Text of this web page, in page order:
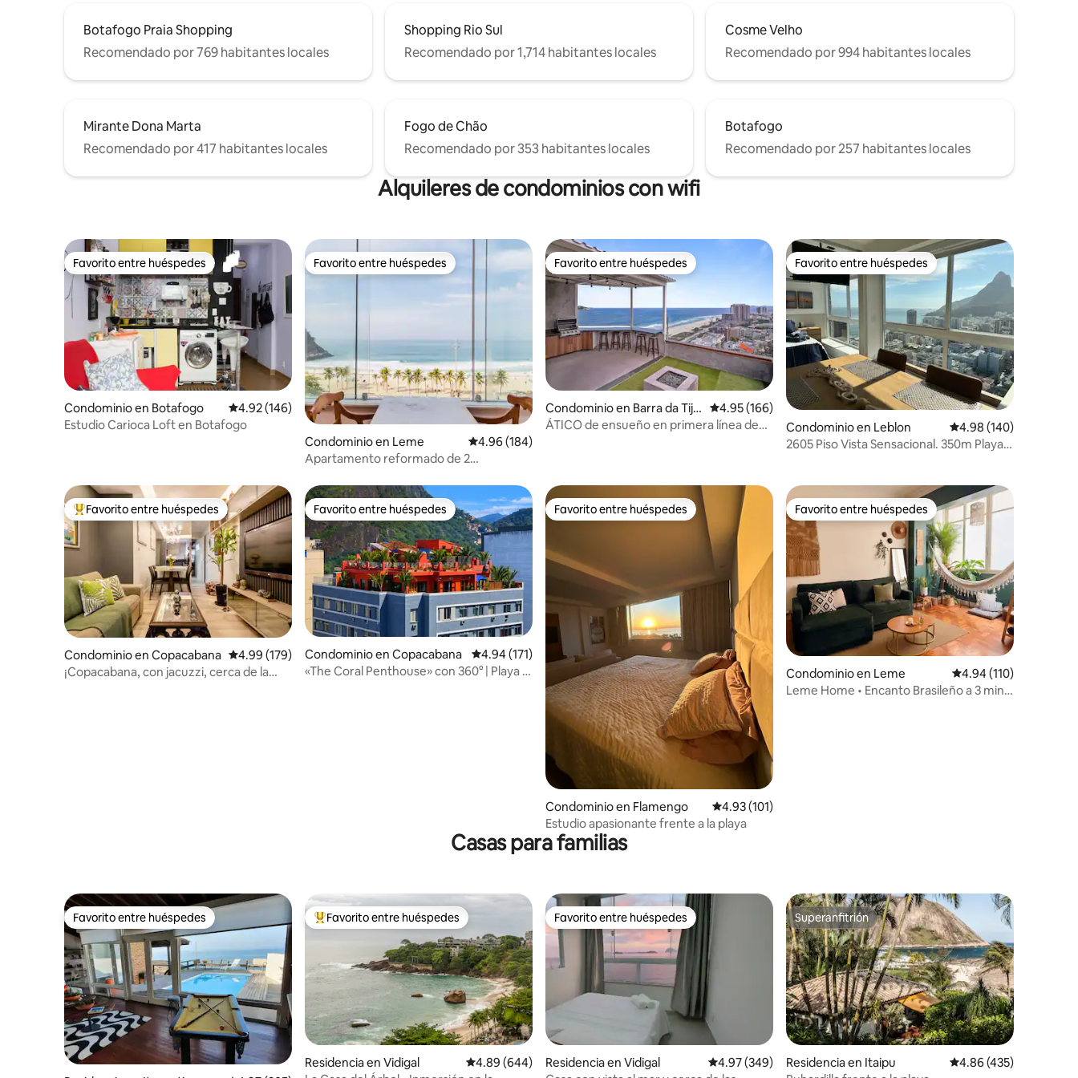
Botafogo Praia Shopping
Recomendado por 769 habitantes locales
Shopping Rio Sul
Recomendado por 1,714 habitantes locales
Cosme Velho
Recomendado por 994 habitantes locales
Mirante Dona Marta
Recomendado por 417 habitantes locales
Fogo de Chão
Recomendado por 353 habitantes locales
Botafogo
Recomendado por 257 habitantes locales
Alquileres de condominios con wifi
Favorito entre huéspedes
Favorito entre huéspedes
Condominio en Botafogo Calificación promedio: 4.92 de 5; 146 evaluaciones
4.92 (146)
Estudio Carioca Loft en Botafogo
Favorito entre huéspedes
Favorito entre huéspedes
Condominio en Leme Calificación promedio: 4.96 de 5; 184 evaluaciones
4.96 (184)
Apartamento reformado de 2
Favorito entre huéspedes
Favorito entre huéspedes
Condominio en Barra da Tiju
ca
Calificación promedio: 4.95 de 5; 166 evaluaciones
4.95 (166)
ÁTICO de ensueño en primera línea de
Favorito entre huéspedes
Favorito entre huéspedes
Condominio en Leblon Calificación promedio:
4.98 (140)
2605 Piso Vista Sensacional. 350m Playa
De los mejores en Favorito entre huéspedes
Favorito entre huéspedes
Condominio en Copacabana Calificación promedio: 4.99 de 5; 179 evaluaciones
4.99 (179)
¡Copacabana, con jacuzzi, cerca de la
Favorito entre huéspedes
Favorito entre huéspedes
Condominio en Copacabana Calificación promedio: 4.94 de 5; 171 evaluaciones
4.94 (171)
«The Coral Penthouse» con 360° | Playa |
Favorito entre huéspedes
Favorito entre huéspedes
Condominio en Flamengo Calificación promedio: 4.93 de 5; 101 evaluaciones
4.93 (101)
Estudio apasionante frente a la playa
Favorito entre huéspedes
Favorito entre huéspedes
Condominio en Leme Calificación promedio:
4.94 (110)
Leme Home • Encanto Brasileño a 3 min
Casas para familias
Favorito entre huéspedes
Favorito entre huéspedes De los mejores en Favorito entre huéspedes
Favorito entre huéspedes
Residencia en Vidigal Calificación promedio: 4.89 de 5; 644 evaluaciones
4.89 (644)
Favorito entre huéspedes
Favorito entre huéspedes
Residencia en Vidigal Calificación promedio: 4.97 de 5; 349 evaluaciones
4.97 (349)
Superanfitrión
Superanfitrión
Residencia en Itaipu Calificación promedio:
4.86 (435)